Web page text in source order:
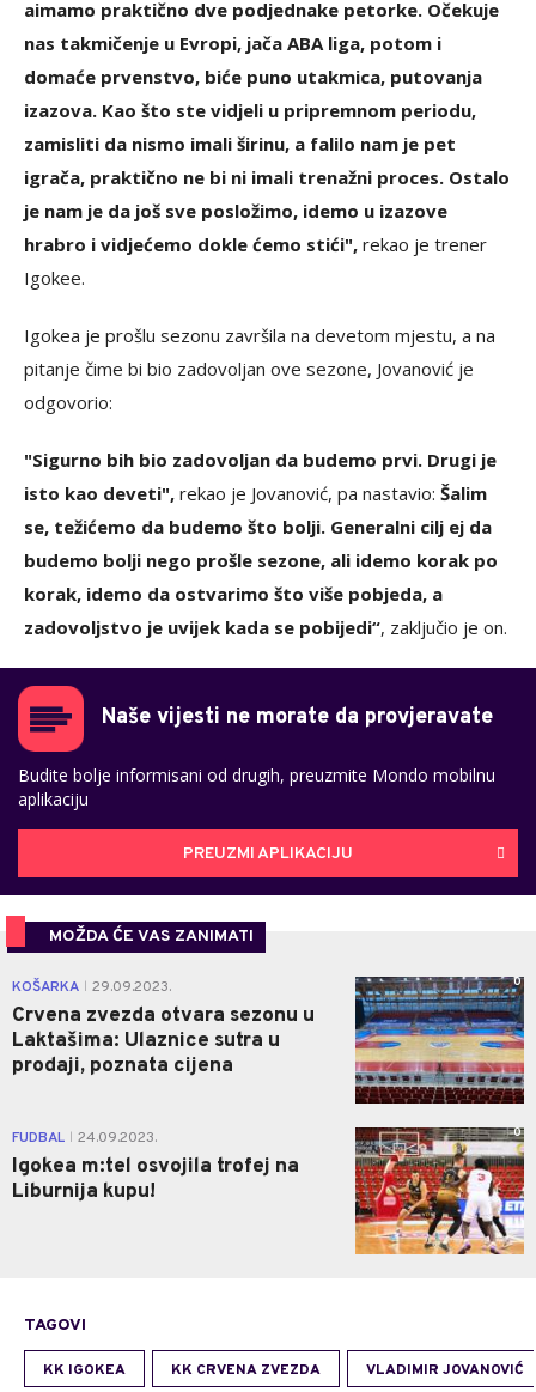
aimamo praktično dve podjednake petorke. Očekuje
nas takmičenje u Evropi, jača ABA liga, potom i
domaće prvenstvo, biće puno utakmica, putovanja
izazova. Kao što ste vidjeli u pripremnom periodu,
zamisliti da nismo imali širinu, a falilo nam je pet
igrača, praktično ne bi ni imali trenažni proces. Ostalo
je nam je da još sve posložimo, idemo u izazove
hrabro i vidjećemo dokle ćemo stići", rekao je trener
Igokee.
Igokea je prošlu sezonu završila na devetom mjestu, a na
pitanje čime bi bio zadovoljan ove sezone, Jovanović je
odgovorio:
"Sigurno bih bio zadovoljan da budemo prvi. Drugi je
isto kao deveti", rekao je Jovanović, pa nastavio: Šalim
se, težićemo da budemo što bolji. Generalni cilj ej da
budemo bolji nego prošle sezone, ali idemo korak po
korak, idemo da ostvarimo što više pobjeda, a
zadovoljstvo je uvijek kada se pobijedi“, zaključio je on.
Naše vijesti ne morate da provjeravate
Budite bolje informisani od drugih, preuzmite Mondo mobilnu
aplikaciju
PREUZMI APLIKACIJU
MOŽDA ĆE VAS ZANIMATI
KOŠARKA 29.09.2023.
Crvena zvezda otvara sezonu u
Laktašima: Ulaznice sutra u
prodaji, poznata cijena
0
FUDBAL 24.09.2023.
Igokea m:tel osvojila trofej na
Liburnija kupu!
0
TAGOVI
KK IGOKEA KK CRVENA ZVEZDA VLADIMIR JOVANOVIĆ